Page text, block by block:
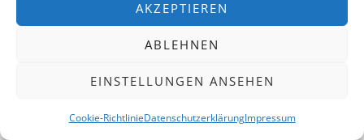
AKZEPTIEREN
ABLEHNEN
EINSTELLUNGEN ANSEHEN
Cookie-RichtlinieDatenschutzerklärungImpressum